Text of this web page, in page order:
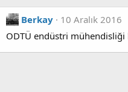
Berkay
10 Aralık 2016
ODTÜ endüstri